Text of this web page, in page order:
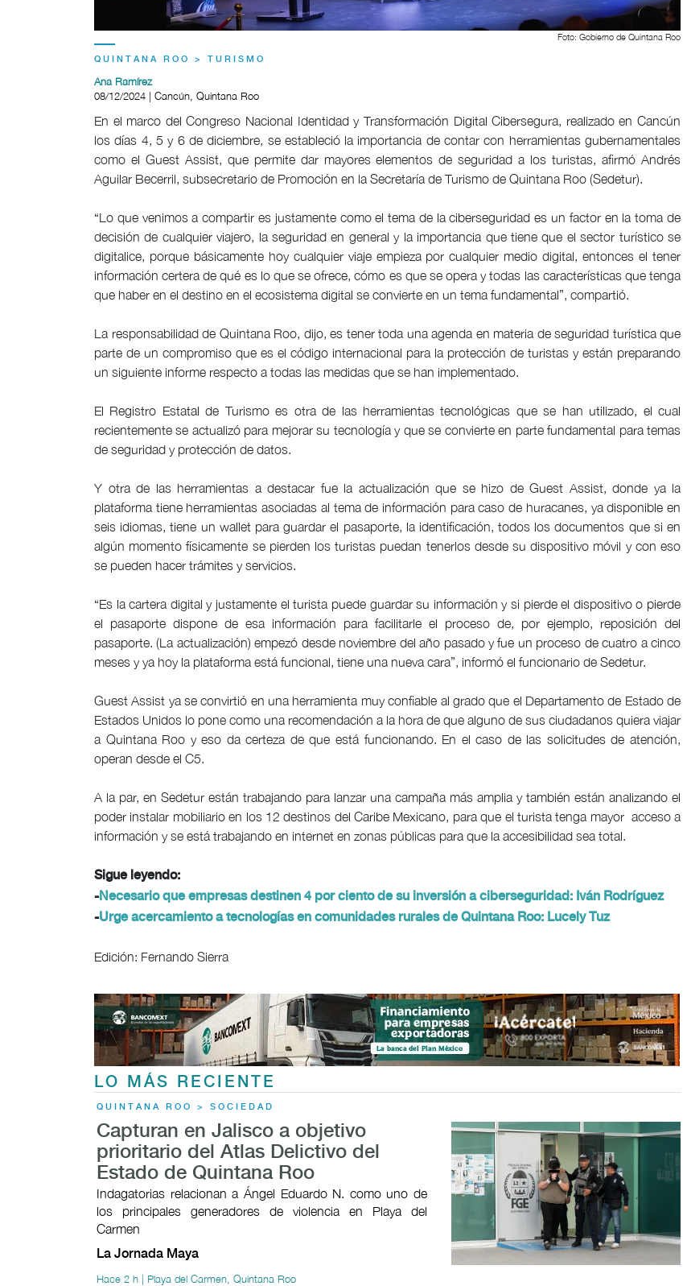
Foto: Gobierno de Quintana Roo
QUINTANA ROO > TURISMO
Ana Ramírez
08/12/2024 | Cancún, Quintana Roo
En el marco del Congreso Nacional Identidad y Transformación Digital Cibersegura, realizado en Cancún
los días 4, 5 y 6 de diciembre, se estableció la importancia de contar con herramientas gubernamentales
como el Guest Assist, que permite dar mayores elementos de seguridad a los turistas, afirmó Andrés
Aguilar Becerril, subsecretario de Promoción en la Secretaría de Turismo de Quintana Roo (Sedetur).
“Lo que venimos a compartir es justamente como el tema de la ciberseguridad es un factor en la toma de
decisión de cualquier viajero, la seguridad en general y la importancia que tiene que el sector turístico se
digitalice, porque básicamente hoy cualquier viaje empieza por cualquier medio digital, entonces el tener
información certera de qué es lo que se ofrece, cómo es que se opera y todas las características que tenga
que haber en el destino en el ecosistema digital se convierte en un tema fundamental”, compartió.
La responsabilidad de Quintana Roo, dijo, es tener toda una agenda en materia de seguridad turística que
parte de un compromiso que es el código internacional para la protección de turistas y están preparando
un siguiente informe respecto a todas las medidas que se han implementado.
El Registro Estatal de Turismo es otra de las herramientas tecnológicas que se han utilizado, el cual
recientemente se actualizó para mejorar su tecnología y que se convierte en parte fundamental para temas
de seguridad y protección de datos.
Y otra de las herramientas a destacar fue la actualización que se hizo de Guest Assist, donde ya la
plataforma tiene herramientas asociadas al tema de información para caso de huracanes, ya disponible en
seis idiomas, tiene un wallet para guardar el pasaporte, la identificación, todos los documentos que si en
algún momento físicamente se pierden los turistas puedan tenerlos desde su dispositivo móvil y con eso
se pueden hacer trámites y servicios.
“Es la cartera digital y justamente el turista puede guardar su información y si pierde el dispositivo o pierde
el pasaporte dispone de esa información para facilitarle el proceso de, por ejemplo, reposición del
pasaporte. (La actualización) empezó desde noviembre del año pasado y fue un proceso de cuatro a cinco
meses y ya hoy la plataforma está funcional, tiene una nueva cara”, informó el funcionario de Sedetur.
Guest Assist ya se convirtió en una herramienta muy confiable al grado que el Departamento de Estado de
Estados Unidos lo pone como una recomendación a la hora de que alguno de sus ciudadanos quiera viajar
a Quintana Roo y eso da certeza de que está funcionando. En el caso de las solicitudes de atención,
operan desde el C5.
A la par, en Sedetur están trabajando para lanzar una campaña más amplia y también están analizando el
poder instalar mobiliario en los 12 destinos del Caribe Mexicano, para que el turista tenga mayor acceso a
información y se está trabajando en internet en zonas públicas para que la accesibilidad sea total.
Sigue leyendo:
-Necesario que empresas destinen 4 por ciento de su inversión a ciberseguridad: Iván Rodríguez
-Urge acercamiento a tecnologías en comunidades rurales de Quintana Roo: Lucely Tuz
Edición: Fernando Sierra
LO MÁS RECIENTE
QUINTANA ROO > SOCIEDAD
Capturan en Jalisco a objetivo
prioritario del Atlas Delictivo del
Estado de Quintana Roo
Indagatorias relacionan a Ángel Eduardo N. como uno de
los principales generadores de violencia en Playa del
Carmen
La Jornada Maya
Hace 2 h | Playa del Carmen, Quintana Roo